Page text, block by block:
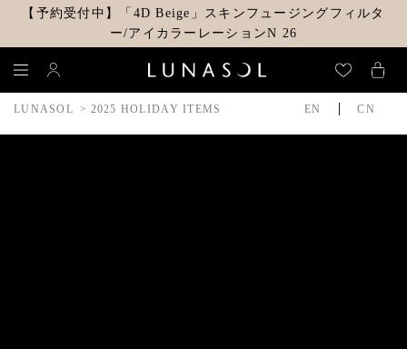
【予約受付中】「4D Beige」スキンフュージングフィルタ
ー/アイカラーレーションN 26
LUNASOL 2025 HOLIDAY ITEMS EN CN